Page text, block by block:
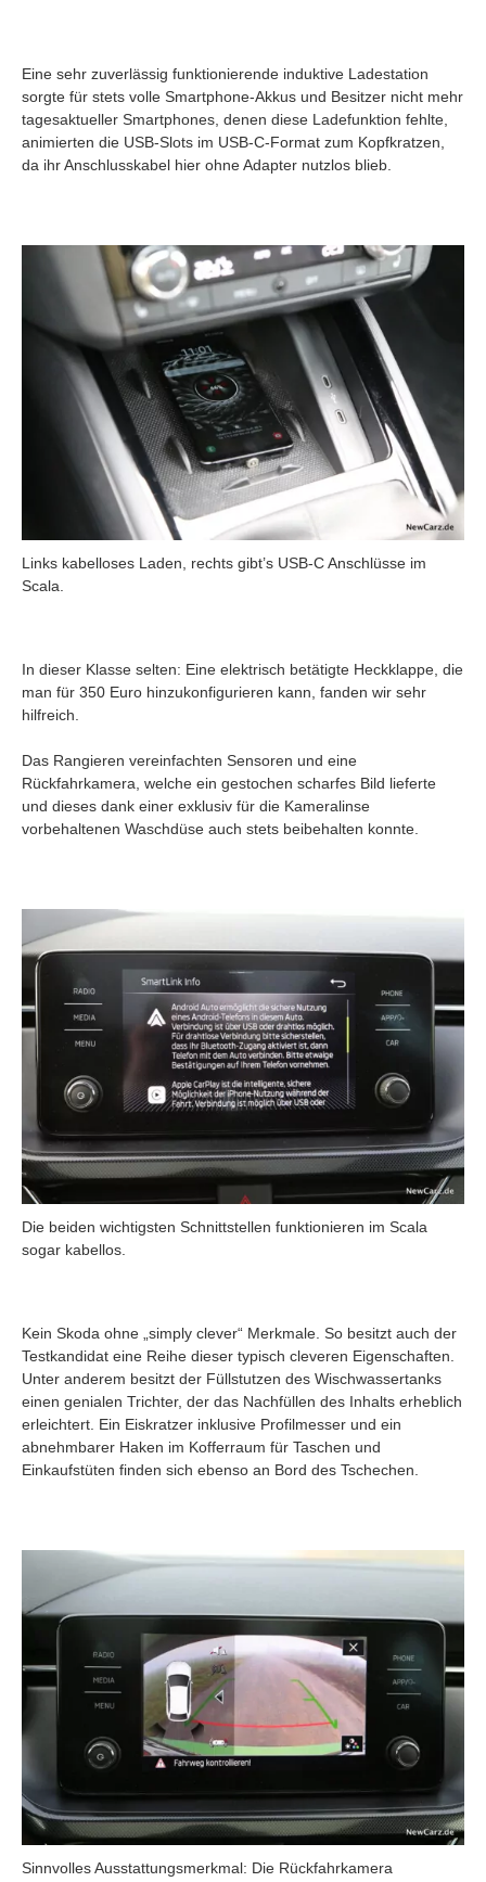
Eine sehr zuverlässig funktionierende induktive Ladestation
sorgte für stets volle Smartphone-Akkus und Besitzer nicht mehr
tagesaktueller Smartphones, denen diese Ladefunktion fehlte,
animierten die USB-Slots im USB-C-Format zum Kopfkratzen,
da ihr Anschlusskabel hier ohne Adapter nutzlos blieb.
Links kabelloses Laden, rechts gibt’s USB-C Anschlüsse im
Scala.
In dieser Klasse selten: Eine elektrisch betätigte Heckklappe, die
man für 350 Euro hinzukonfigurieren kann, fanden wir sehr
hilfreich.
Das Rangieren vereinfachten Sensoren und eine
Rückfahrkamera, welche ein gestochen scharfes Bild lieferte
und dieses dank einer exklusiv für die Kameralinse
vorbehaltenen Waschdüse auch stets beibehalten konnte.
Die beiden wichtigsten Schnittstellen funktionieren im Scala
sogar kabellos.
Kein Skoda ohne „simply clever“ Merkmale. So besitzt auch der
Testkandidat eine Reihe dieser typisch cleveren Eigenschaften.
Unter anderem besitzt der Füllstutzen des Wischwassertanks
einen genialen Trichter, der das Nachfüllen des Inhalts erheblich
erleichtert. Ein Eiskratzer inklusive Profilmesser und ein
abnehmbarer Haken im Kofferraum für Taschen und
Einkaufstüten finden sich ebenso an Bord des Tschechen.
Sinnvolles Ausstattungsmerkmal: Die Rückfahrkamera